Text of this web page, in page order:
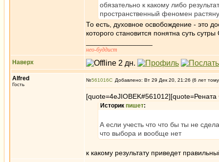
обязательно к какому либо
пространственный феномен
То есть, духовное освобождение - это
которого становится понятна суть
нео-буддист
Наверх
Alfred
Гость
№561016 Добавлено: Вт 29 Дек 20, 21:26 (6 лет
[quote=4eJIOBEK#561012][quote=Рената
Историк пишет:
А если учесть что что бы ты не
что выбора и вообще нет
к какому результату приведет